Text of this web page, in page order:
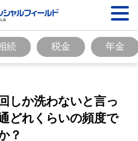
続 税金 年金
しか洗わないと言っ
どれくらいの頻度で
？